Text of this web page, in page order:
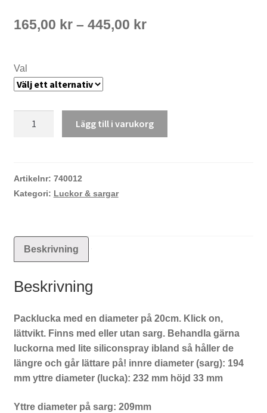
165,00 kr – 445,00 krPrisintervall:
Val
on
mängd
Lägg till i varukorg
Artikelnr: 740012
Kategori: Luckor & sargar
Beskrivning
Beskrivning
Packlucka med en diameter på 20cm. Klick on,
lättvikt. Finns med eller utan sarg. Behandla gärna
luckorna med lite siliconspray ibland så håller de
längre och går lättare på! innre diameter (sarg): 194
mm yttre diameter (lucka): 232 mm höjd 33 mm
Yttre diameter på sarg: 209mm